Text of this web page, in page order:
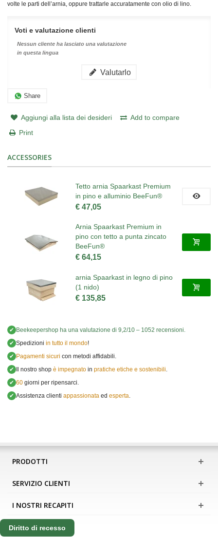
volte le parti dell’arnia, oppure trattarle accuratamente con olio di lino.
Voti e valutazione clienti
Nessun cliente ha lasciato una valutazione
in questa lingua
Valutarlo
Share
Aggiungi alla lista dei desideri
Add to compare
Print
ACCESSORIES
Tetto arnia Spaarkast Premium
in pino e alluminio BeeFun®
€ 47,05
Arnia Spaarkast Premium in
pino con tetto a punta zincato
BeeFun®
€ 64,15
arnia Spaarkast in legno di pino
(1 nido)
€ 135,85
✔ Beekeepershop ha una valutazione di 9,2/10 – 1052 recensioni.
✔ Spedizioni in tutto il mondo!
✔ Pagamenti sicuri con metodi affidabili.
✔
Il nostro shop è impegnato in pratiche etiche e sostenibili.
✔ 60 giorni per ripensarci.
✔ Assistenza clienti appassionata ed esperta.
PRODOTTI
SERVIZIO CLIENTI
I NOSTRI RECAPITI
Diritto di recesso